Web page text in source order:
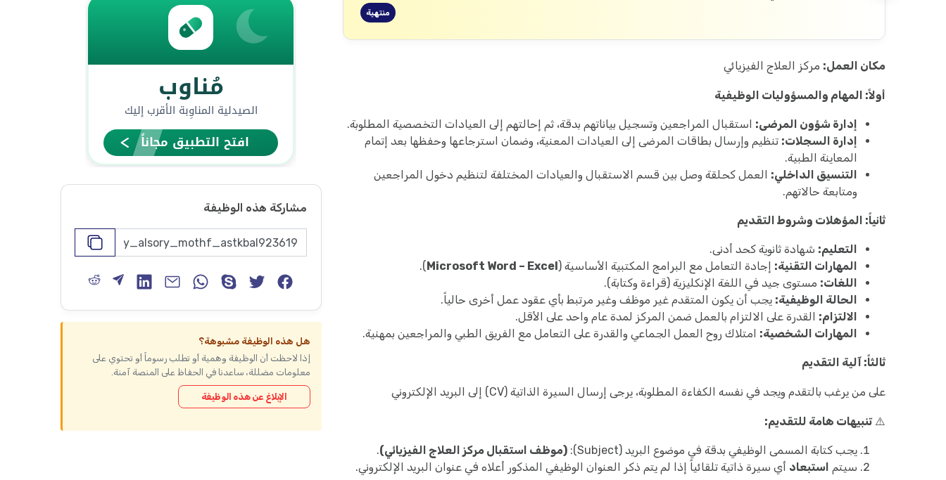
منتهية
مكان العمل: مركز العلاج الفيزيائي
أولاً: المهام والمسؤوليات الوظيفية
إدارة شؤون المرضى: استقبال المراجعين وتسجيل بياناتهم بدقة، ثم إحالتهم إلى العيادات التخصصية المطلوبة.
إدارة السجلات: تنظيم وإرسال بطاقات المرضى إلى العيادات المعنية، وضمان استرجاعها وحفظها بعد إتمام
المعاينة الطبية.
التنسيق الداخلي: العمل كحلقة وصل بين قسم الاستقبال والعيادات المختلفة لتنظيم دخول المراجعين
ومتابعة حالاتهم.
ثانياً: المؤهلات وشروط التقديم
التعليم: شهادة ثانوية كحد أدنى.
المهارات التقنية: إجادة التعامل مع البرامج المكتبية الأساسية (Microsoft Word – Excel
).
اللغات: مستوى جيد في اللغة الإنكليزية (قراءة وكتابة).
الحالة الوظيفية: يجب أن يكون المتقدم غير موظف وغير مرتبط بأي عقود عمل أخرى حالياً.
الالتزام: القدرة على الالتزام بالعمل ضمن المركز لمدة عام واحد على الأقل.
المهارات الشخصية: امتلاك روح العمل الجماعي والقدرة على التعامل مع الفريق الطبي والمراجعين بمهنية.
ثالثاً: آلية التقديم
على من يرغب بالتقدم ويجد في نفسه الكفاءة المطلوبة، يرجى إرسال السيرة الذاتية (CV) إلى البريد الإلكتروني
⚠️تنبيهات هامة للتقديم:
يجب كتابة المسمى الوظيفي بدقة في موضوع البريد (Subject): (موظف استقبال مركز العلاج الفيزيائي).
سيتم استبعاد أي سيرة ذاتية تلقائياً إذا لم يتم ذكر العنوان الوظيفي المذكور أعلاه في عنوان البريد الإلكتروني.
مشاركة هذه الوظيفة
هل هذه الوظيفة مشبوهة؟
إذا لاحظت أن الوظيفة وهمية أو تطلب رسوماً أو تحتوي على
معلومات مضللة، ساعدنا في الحفاظ على المنصة آمنة.
الإبلاغ عن هذه الوظيفة